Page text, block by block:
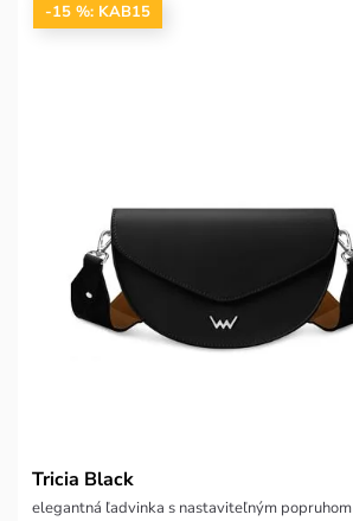
-15 %: KAB15
Tricia Black
elegantná ľadvinka s nastaviteľným popruhom